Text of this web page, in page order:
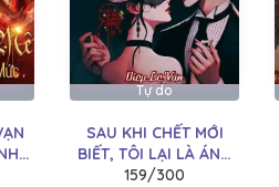
Tự do
SAU KHI CHẾT MỚI
BIẾT, TÔI LẠI LÀ ÁNH
TRĂNG SÁNG CỦA
159/300